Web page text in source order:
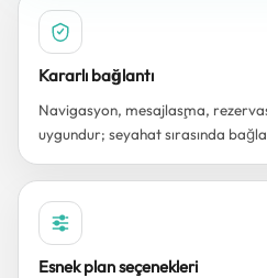
Kararlı bağlantı
Navigasyon, mesajlaşma,
uygundur; seyahat sırasında
Esnek plan seçenekleri